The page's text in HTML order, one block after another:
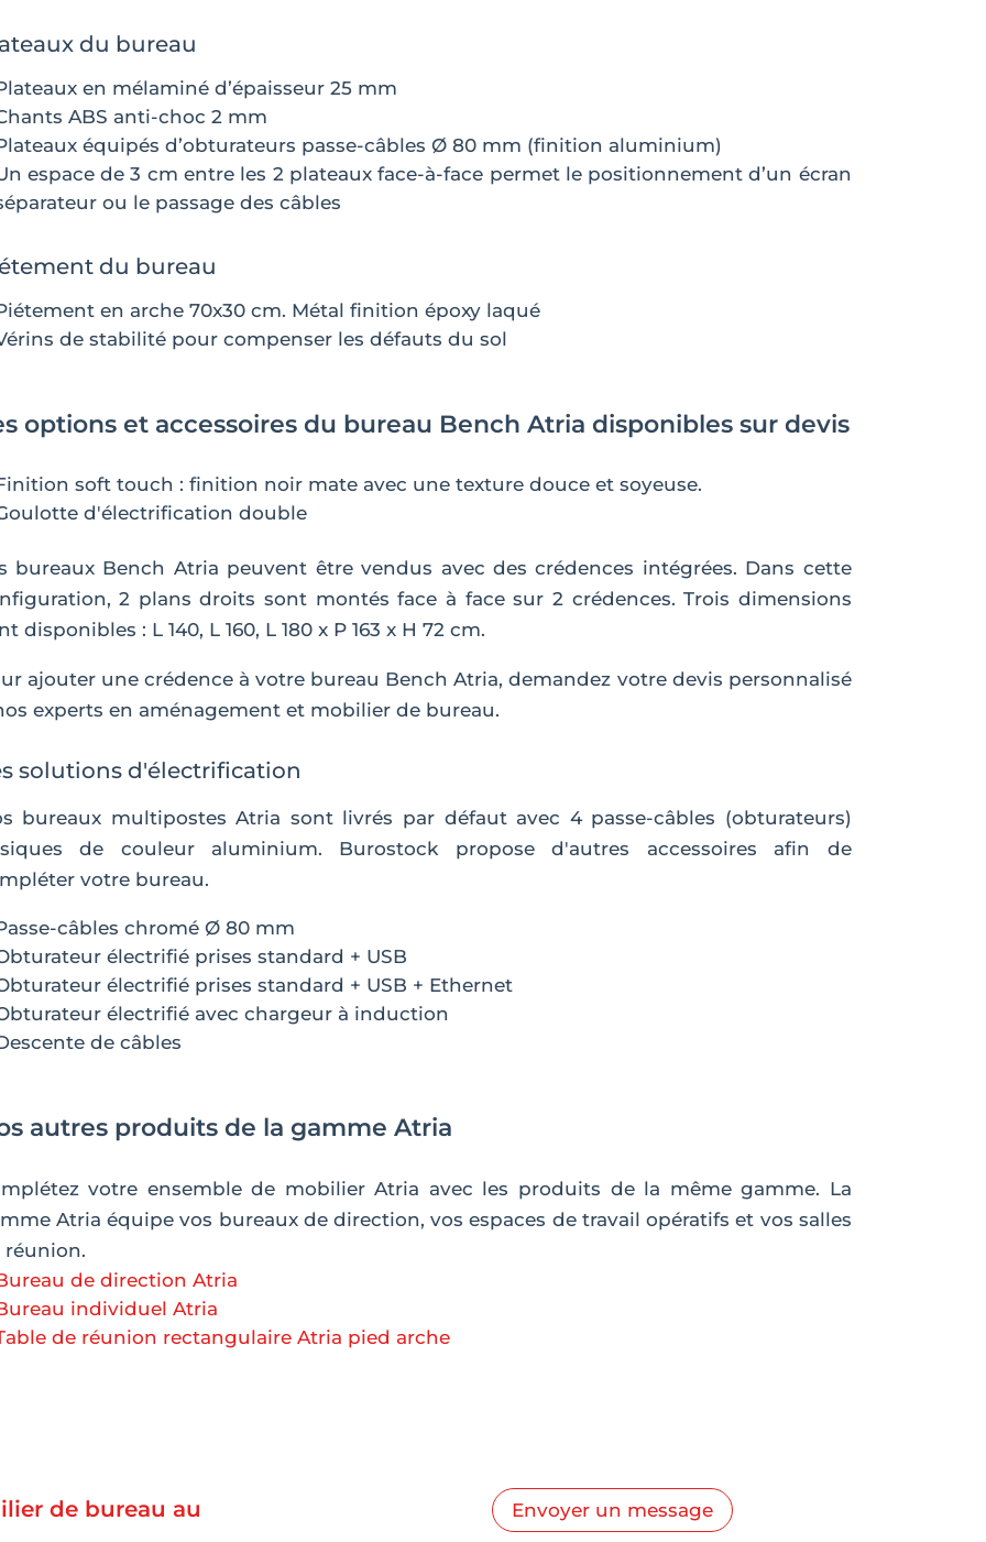
du bureau
en mélaminé d’épaisseur 25 mm
ABS anti-choc 2 mm
équipés d’obturateurs passe-câbles Ø 80 mm (finition aluminium)
espace de 3 cm entre les 2 plateaux face-à-face permet le positionnement d’un écran
ou le passage des câbles
du bureau
en arche 70x30 cm. Métal finition époxy laqué
de stabilité pour compenser les défauts du sol
options et accessoires du bureau Bench Atria disponibles sur devis
soft touch : finition noir mate avec une texture douce et soyeuse.
d'électrification double
bureaux Bench Atria peuvent être vendus avec des crédences intégrées. Dans cette
2 plans droits sont montés face à face sur 2 crédences. Trois dimensions
disponibles : L 140, L 160, L 180 x P 163 x H 72 cm.
ajouter une crédence à votre bureau Bench Atria, demandez votre devis personnalisé
experts en aménagement et mobilier de bureau.
solutions d'électrification
bureaux multipostes Atria sont livrés par défaut avec 4 passe-câbles (obturateurs)
de couleur aluminium. Burostock propose d'autres accessoires afin de
votre bureau.
câbles chromé Ø 80 mm
électrifié prises standard + USB
électrifié prises standard + USB + Ethernet
électrifié avec chargeur à induction
de câbles
autres produits de la gamme Atria
votre ensemble de mobilier Atria avec les produits de la même gamme. La
Atria équipe vos bureaux de direction, vos espaces de travail opératifs et vos salles
réunion.
de direction Atria
individuel Atria
de réunion rectangulaire Atria pied arche
de bureau au Envoyer un message